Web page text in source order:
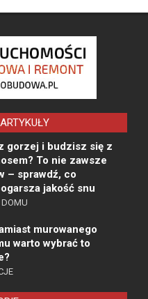
gorzej i budzisz się z
To nie zawsze
– sprawdź, co
jakość snu
murowanego
warto wybrać to